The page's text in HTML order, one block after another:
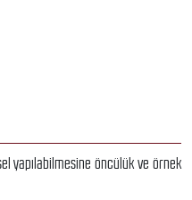
yapılabilmesine öncülük ve örnek